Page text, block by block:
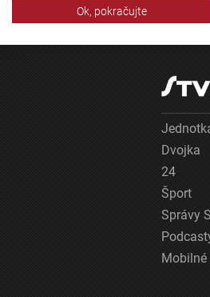
Vytvoriť profily pre personalizovanú
Vytvoriť profily na prispôsobenie
Použiť profily na výber
Meranie výkonnosti reklamy
Meranie výkonnosti obsahu
Pochopiť cieľové skupiny na
Vývoj a zlepšovanie služieb
Ok, pokračujte
Dvojka
24
Šport
Správy